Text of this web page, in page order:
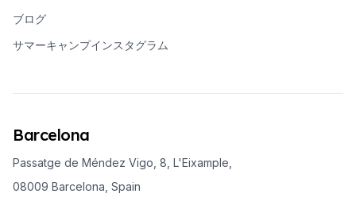
ブログ
サマーキャンプインスタグラム
Barcelona
Passatge de Méndez Vigo, 8, L'Eixample,
08009 Barcelona, Spain